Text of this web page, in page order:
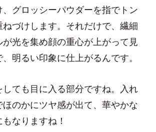
、グロッシーパウダーを指でトン
ねづけします。それだけで、繊細
が光を集め顔の重心が上がって見
、明るい印象に仕上がるんです。
しても目に入る部分ですね。入れ
ほのかにツヤ感が出て、華やかな
なりますね！